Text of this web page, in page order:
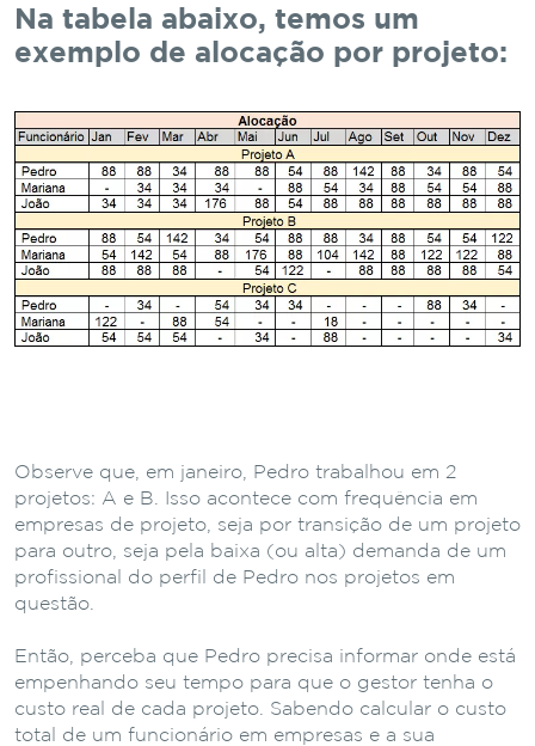
Na tabela abaixo, temos um
exemplo de alocação por projeto:
Observe que, em janeiro, Pedro trabalhou em 2
projetos: A e B. Isso acontece com frequência em
empresas de projeto, seja por transição de um projeto
para outro, seja pela baixa (ou alta) demanda de um
profissional do perfil de Pedro nos projetos em
questão.
Então, perceba que Pedro precisa informar onde está
empenhando seu tempo para que o gestor tenha o
custo real de cada projeto. Sabendo calcular o custo
total de um funcionário em empresas e a sua